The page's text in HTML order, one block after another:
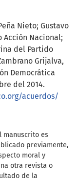
Nieto; Gustavo
Acción Nacional;
del Partido
Grijalva,
Democrática
del 2014.
acuerdos/
manuscrito es
previamente,
moral y
otra revista o
de la